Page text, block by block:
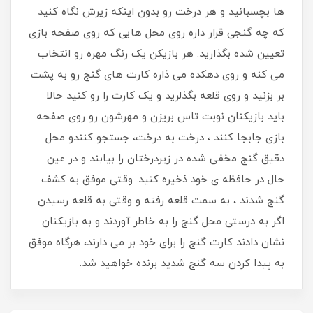
ها بچسبانید و هر درخت رو بدون اینکه زیرش نگاه کنید
که چه گنجی قرار داره روی محل هایی که روی صفحه بازی
تعیین شده بگذارید. هر بازیکن یک رنگ مهره رو انتخاب
می کنه و روی دهکده می ذاره کارت های گنج رو به پشت
بر بزنید و روی قلعه بگذلرید و یک کارت را رو کنید حالا
باید بازیکنان نوبت تاس بریزن و مهرشون رو روی صفحه
بازی جابجا کنند ، درخت به درخت، جستجو کنندو محل
دقیق گنج مخفی شده در زیردرختان را بیابند و در عین
حال در حافظه ی خود ذخیره کنید. وقتی موفق به کشف
گنج شدند ، به سمت قلعه رفته و وقتی به قلعه رسیدن
اگر به درستی محل گنج را به خاطر آوردند و به بازیکنان
نشان دادند کارت گنج را برای خود بر می دارند، هرگاه موفق
به پیدا کردن سه گنج شدید برنده خواهید شد.